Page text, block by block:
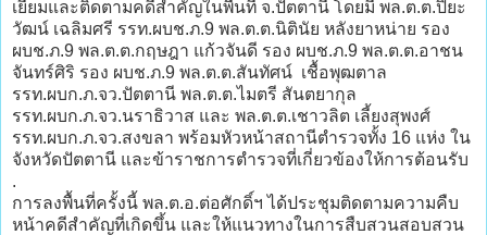
เยี่ยมและติดตามคดีสำคัญในพื้นที่ จ.ปัตตานี โดยมี พล.ต.ต.ปิยะ
วัฒน์ เฉลิมศรี รรท.ผบช.ภ.9 พล.ต.ต.นิตินัย หลังยาหน่าย รอง
ผบช.ภ.9 พล.ต.ต.กฤษฎา แก้วจันดี รอง ผบช.ภ.9 พล.ต.ต.อาชน
จันทร์ศิริ รอง ผบช.ภ.9 พล.ต.ต.สันทัศน์ เชื้อพุฒตาล
รรท.ผบก.ภ.จว.ปัตตานี พล.ต.ต.ไมตรี สันตยากุล
รรท.ผบก.ภ.จว.นราธิวาส และ พล.ต.ต.เชาวลิต เลี้ยงสุพงศ์
รรท.ผบก.ภ.จว.สงขลา พร้อมหัวหน้าสถานีตำรวจทั้ง 16 แห่ง ใน
จังหวัดปัตตานี และข้าราชการตำรวจที่เกี่ยวข้องให้การต้อนรับ
.
การลงพื้นที่ครั้งนี้ พล.ต.อ.ต่อศักดิ์ฯ ได้ประชุมติดตามความคืบ
หน้าคดีสำคัญที่เกิดขึ้น และให้แนวทางในการสืบสวนสอบสวน